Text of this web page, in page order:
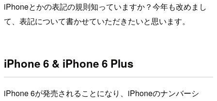
iPhoneとかの表記の規則知っていますか？今年も改めまし
て、表記について書かせていただきたいと思います。
iPhone 6 & iPhone 6 Plus
iPhone 6が発売されることになり、iPhoneのナンバーシ